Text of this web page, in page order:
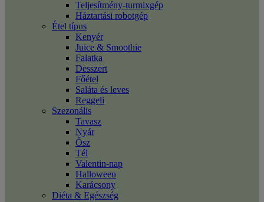
Teljesítmény-turmixgép
Háztartási robotgép
Étel típus
Kenyér
Juice & Smoothie
Falatka
Desszert
Főétel
Saláta és leves
Reggeli
Szezonális
Tavasz
Nyár
Ősz
Tél
Valentin-nap
Halloween
Karácsony
Diéta & Egészség